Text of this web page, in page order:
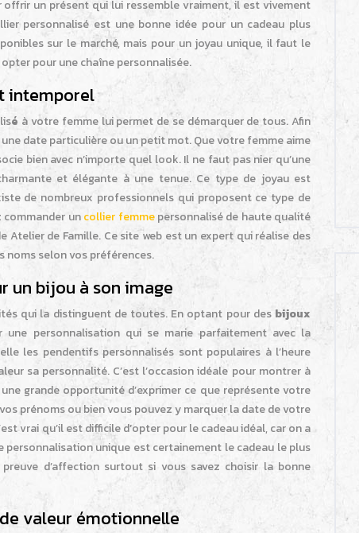
un présent qui lui ressemble vraiment, il est vivement
personnalisé est une bonne idée pour un cadeau plus
sur le marché, mais pour un joyau unique, il faut le
pour une chaîne personnalisée.
intemporel
é à votre femme lui permet de se démarquer de tous. Afin
date particulière ou un petit mot. Que votre femme aime
bien avec n’importe quel look. Il ne faut pas nier qu’une
et élégante à une tenue. Ce type de joyau est
de nombreux professionnels qui proposent ce type de
commander uncollier femmepersonnalisé de haute qualité
de Famille. Ce site web est un expert qui réalise des
noms selon vos préférences.
un bijou à son image
qui la distinguent de toutes. En optant pour des bijoux
personnalisation qui se marie parfaitement avec la
les pendentifs personnalisés sont populaires à l’heure
sa personnalité. C’est l’occasion idéale pour montrer à
grande opportunité d’exprimer ce que représente votre
prénoms ou bien vous pouvez y marquer la date de votre
vrai qu’il est difficile d’opter pour le cadeau idéal, car on a
personnalisation unique est certainement le cadeau le plus
d’affection surtout si vous savez choisir la bonne
valeur émotionnelle